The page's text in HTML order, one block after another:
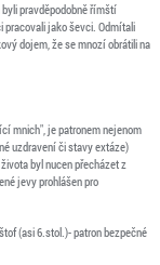
pravděpodobně římští
pracovali jako ševci. Odmítali
dojem, že se mnozí obrátili na
mnich", je patronem nejenom
uzdravení či stavy extáze)
byl nucen přecházet z
jevy prohlášen pro
(asi 6.stol.)- patron bezpečné